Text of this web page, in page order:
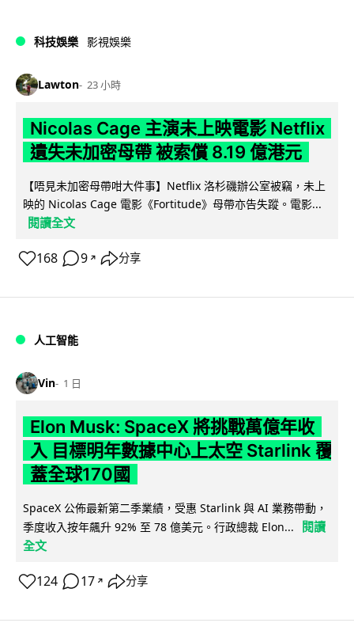
科技娛樂 影視娛樂
Lawton 23 小時
Nicolas Cage 主演未上映電影 Netflix
遺失未加密母帶 被索償 8.19 億港元
【唔見未加密母帶咁大件事】Netflix 洛杉磯辦公室被竊，未上
映的 Nicolas Cage 電影《Fortitude》母帶亦告失蹤。電影...
閱讀全文
168 9 ↗ 分享
人工智能
Vin 1 日
Elon Musk: SpaceX 將挑戰萬億年收
入 目標明年數據中心上太空 Starlink 覆
蓋全球170國
SpaceX 公佈最新第二季業績，受惠 Starlink 與 AI 業務帶動，
季度收入按年飆升 92% 至 78 億美元。行政總裁 Elon...
閱讀
全文
124 17 ↗ 分享